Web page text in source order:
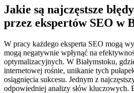
Jakie są najczęstsze
przez ekspertów SEO w
W pracy każdego eksperta SEO mogą
mogą negatywnie wpłynąć na
optymalizacyjnych. W Białymstoku,
internetowej rośnie, unikanie tych
osiągnięcia sukcesu. Jednym z
odpowiedniej analizy słów kluczowych.